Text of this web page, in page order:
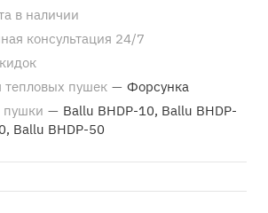
в наличии
консультация 24/7
тепловых пушек — Форсунка
пушки — Ballu BHDP-10, Ballu BHDP-
Ballu BHDP-50